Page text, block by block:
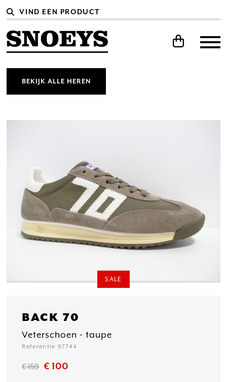
BEKIJK ALLE HEREN
SALE
BACK 70
Veterschoen - taupe
Referentie 97744
€ 159 € 100